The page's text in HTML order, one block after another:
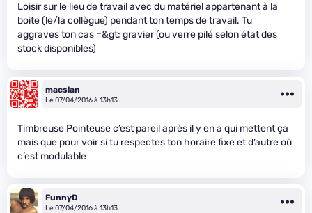
Loisir sur le lieu de travail avec du matériel appartenant à la
boite (le/la collègue) pendant ton temps de travail. Tu
aggraves ton cas =&gt; gravier (ou verre pilé selon état des
stock disponibles)
macslan
Le 07/04/2016 à 13h13
Timbreuse Pointeuse c’est pareil après il y en a qui mettent ça
mais que pour voir si tu respectes ton horaire fixe et d’autre où
c’est modulable
FunnyD
Le 07/04/2016 à 13h13